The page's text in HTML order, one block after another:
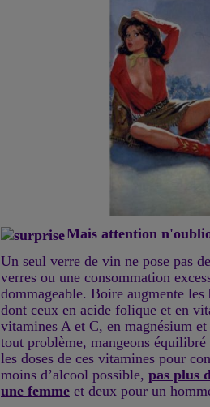
Mais attention
Un seul verre de vin ne pose pas
verres ou une consommation
dommageable. Boire augmente
dont ceux en acide folique et en
vitamines A et C, en magnésium
tout problème, mangeons équilibré
les doses de ces vitamines pour
moins d’alcool possible, pas plus
une femme et deux pour un